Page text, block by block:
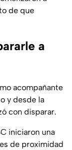
de que
a
acompañante
y desde la
con disparar.
iniciaron una
de proximidad